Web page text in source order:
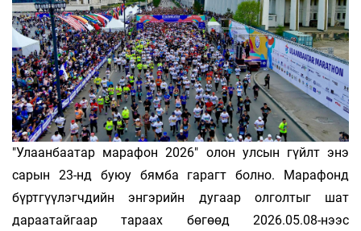
"Улаанбаатар марафон 2026" олон улсын гүйлт энэ
сарын 23-нд буюу бямба гарагт болно. Марафонд
бүртгүүлэгчдийн энгэрийн дугаар олголтыг шат
дараатайгаар тараах бөгөөд 2026.05.08-нээс